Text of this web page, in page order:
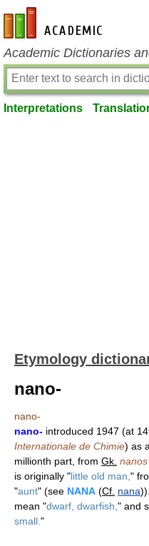
en-academic.com
Academic Dictionaries
Interpretations
Etymology
nano-
nano-
nano- introduced 1947 (at
Internationale de Chimie) as
millionth part, from Gk. nanos
is originally "little old man, "
"aunt" (see NANA (Cf. nana
mean "dwarf, dwarfish, " and
small. "